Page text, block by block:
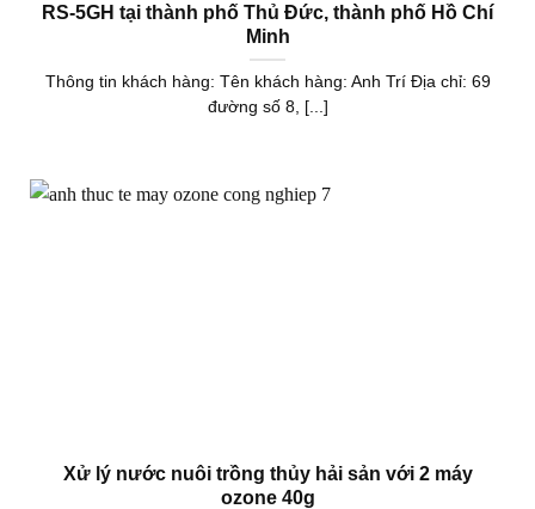
RS-5GH tại thành phố Thủ Đức, thành phố Hồ Chí
Minh
Thông tin khách hàng: Tên khách hàng: Anh Trí Địa chỉ: 69
đường số 8, [...]
Xử lý nước nuôi trồng thủy hải sản với 2 máy
ozone 40g